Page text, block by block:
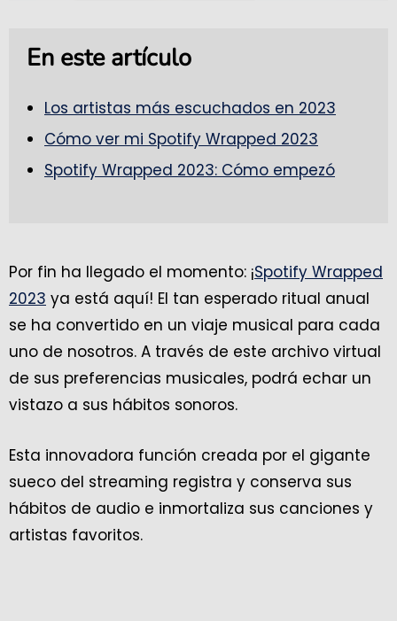
En este artículo
Los artistas más escuchados en 2023
Cómo ver mi Spotify Wrapped 2023
Spotify Wrapped 2023: Cómo empezó
Por fin ha llegado el momento: ¡Spotify Wrapped
2023 ya está aquí! El tan esperado ritual anual
se ha convertido en un viaje musical para cada
uno de nosotros. A través de este archivo virtual
de sus preferencias musicales, podrá echar un
vistazo a sus hábitos sonoros.
Esta innovadora función creada por el gigante
sueco del streaming registra y conserva sus
hábitos de audio e inmortaliza sus canciones y
artistas favoritos.